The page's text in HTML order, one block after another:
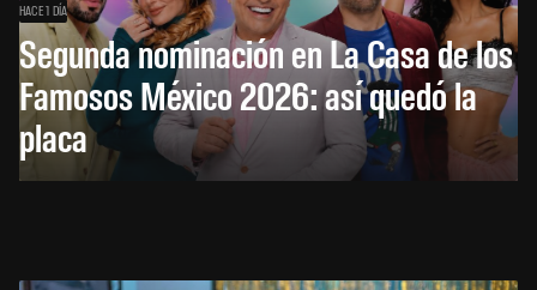
HACE 1 DÍA
Segunda nominación en La Casa de los
Famosos México 2026: así quedó la
placa